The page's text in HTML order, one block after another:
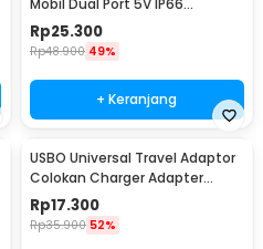
Splashproof - 42557
Rp25.300
Rp48.900 49%
+ Keranjang
USBO Universal Travel Adaptor
Colokan Charger Adapter
1000W - 931L
Rp17.300
Rp35.900 52%